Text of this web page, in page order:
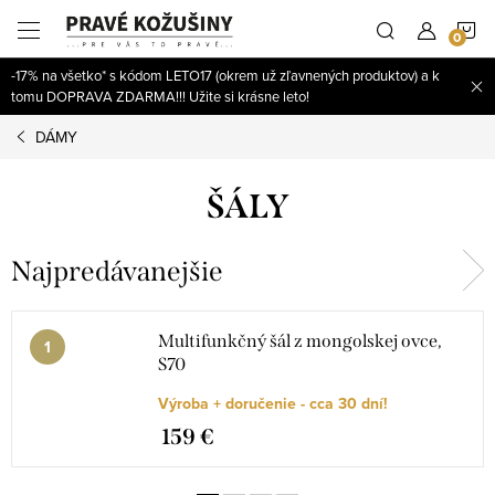
obsah
-17% na všetko* s kódom LETO17 (okrem už zľavnených produktov) a k
tomu DOPRAVA ZDARMA!!! Užite si krásne leto!
DÁMY
ŠÁLY
Najpredávanejšie
Multifunkčný šál z mongolskej ovce,
S70
Výroba + doručenie - cca 30 dní!
159 €